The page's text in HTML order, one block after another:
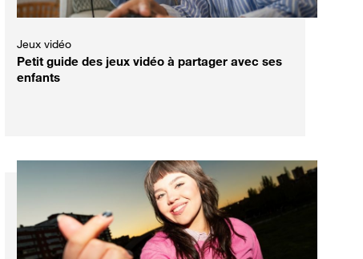
Jeux vidéo
Petit guide des jeux vidéo à partager avec ses
enfants